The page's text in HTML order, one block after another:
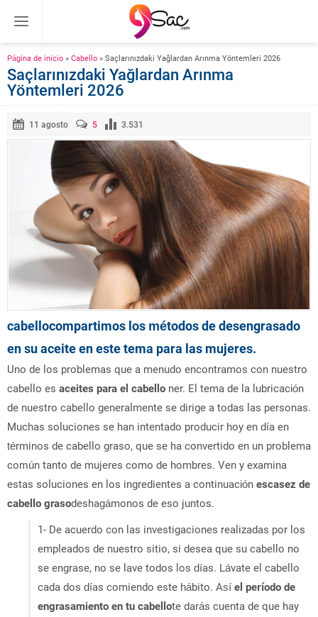
Página de inicio » Cabello » Saçlarınızdaki Yağlardan Arınma Yöntemleri 2026
Saçlarınızdaki Yağlardan Arınma
Yöntemleri 2026
11 agosto 5 3.531
cabellocompartimos los métodos de desengrasado
en su aceite en este tema para las mujeres.
Uno de los problemas que a menudo encontramos con nuestro
cabello es aceites para el cabello ner. El tema de la lubricación
de nuestro cabello generalmente se dirige a todas las personas.
Muchas soluciones se han intentado producir hoy en día en
términos de cabello graso, que se ha convertido en un problema
común tanto de mujeres como de hombres. Ven y examina
estas soluciones en los ingredientes a continuación escasez de
cabello grasodeshagámonos de eso juntos.
1- De acuerdo con las investigaciones realizadas por los
empleados de nuestro sitio, si desea que su cabello no
se engrase, no se lave todos los días. Lávate el cabello
cada dos días comiendo este hábito. Así el período de
engrasamiento en tu cabellote darás cuenta de que hay